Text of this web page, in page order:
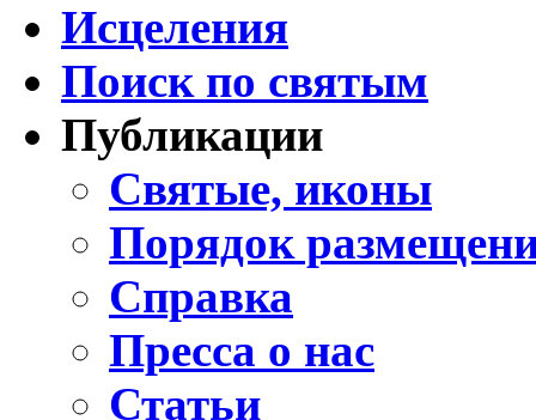
Исцеления
Поиск по святым
Публикации
Святые, иконы
Порядок
Справка
Пресса о нас
Статьи